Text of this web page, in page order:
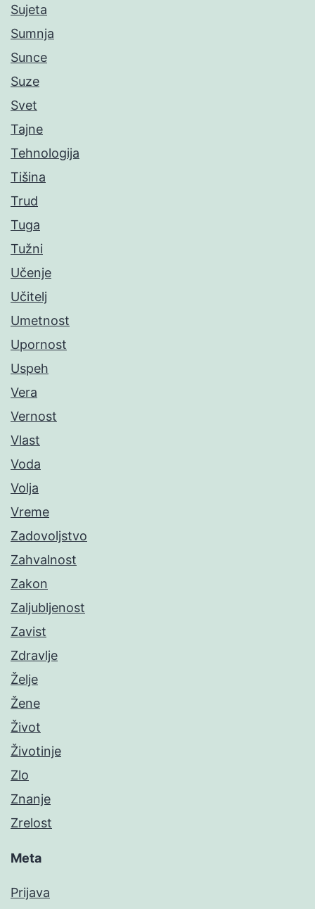
Sujeta
Sumnja
Sunce
Suze
Svet
Tajne
Tehnologija
Tišina
Trud
Tuga
Tužni
Učenje
Učitelj
Umetnost
Upornost
Uspeh
Vera
Vernost
Vlast
Voda
Volja
Vreme
Zadovoljstvo
Zahvalnost
Zakon
Zaljubljenost
Zavist
Zdravlje
Želje
Žene
Život
Životinje
Zlo
Znanje
Zrelost
Meta
Prijava